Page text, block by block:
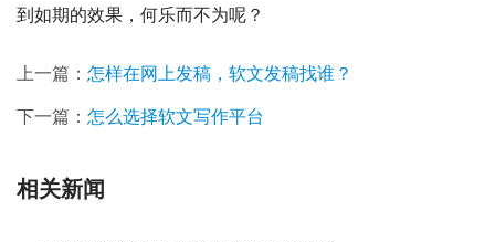
到如期的效果，何乐而不为呢？
上一篇： 怎样在网上发稿，软文发稿找谁？
下一篇： 怎么选择软文写作平台
相关新闻